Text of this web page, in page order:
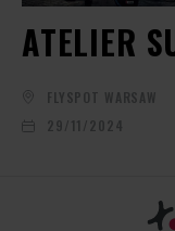
ATELIER
FLYSPOT WARSAW
29/11/2024